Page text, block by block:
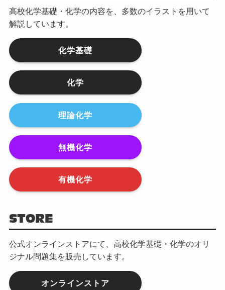
高校化学基礎・化学の内容を、多数のイラストを用いて
解説しています。
化学基礎
化学
理論化学
無機化学
有機化学
STORE
公式オンラインストアにて、高校化学基礎・化学のオリ
ジナル問題集を販売しています。
オンラインストア